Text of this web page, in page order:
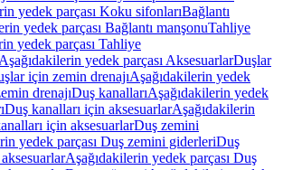
yedek parçası Koku sifonlarıBağlantı
yedek parçası Bağlantı manşonuTahliye
yedek parçası Tahliye
yedek parçası AksesuarlarDuşlar
için zemin drenajıAşağıdakilerin yedek
drenajıDuş kanallarıAşağıdakilerin yedek
Duş kanalları için aksesuarlarAşağıdakilerin
için aksesuarlarDuş zemini
yedek parçası Duş zemini giderleriDuş
Aşağıdakilerin yedek parçası Duş